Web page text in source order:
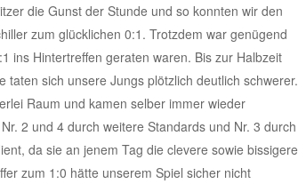
die Gunst der Stunde und so konnten wir den
zum glücklichen 0:1. Trotzdem war genügend
ins Hintertreffen geraten waren. Bis zur Halbzeit
sich unsere Jungs plötzlich deutlich schwerer.
Raum und kamen selber immer wieder
2 und 4 durch weitere Standards und Nr. 3 durch
da sie an jenem Tag die clevere sowie bissigere
zum 1:0 hätte unserem Spiel sicher nicht